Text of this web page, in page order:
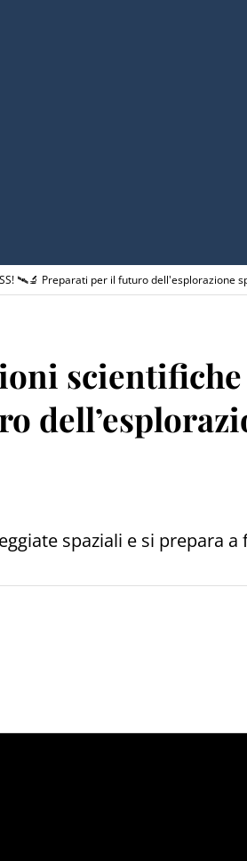
🛰️🔬 Preparati per il futuro dell'esplorazione
scientifiche
spaziali e si prepara